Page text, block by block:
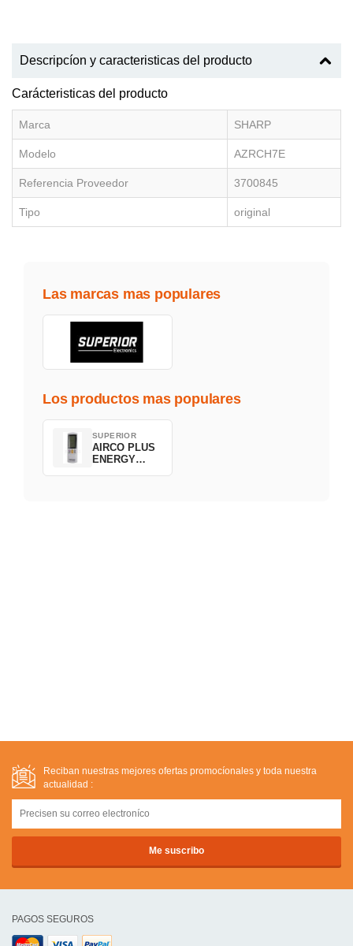
Descripcíon y caracteristicas del producto
Carácteristicas del producto
Marca SHARP
Modelo AZRCH7E
Referencia Proveedor 3700845
Tipo original
Las marcas mas populares
Los productos mas populares
SUPERIOR
AIRCO PLUS
ENERGY
Reciban nuestras mejores ofertas promocíonales y toda nuestra
actualidad :
PAGOS SEGUROS